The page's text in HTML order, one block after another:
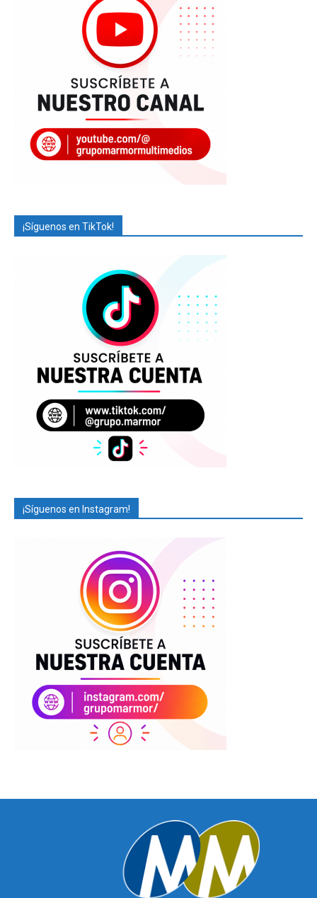
¡Síguenos en TikTok!
¡Síguenos en Instagram!